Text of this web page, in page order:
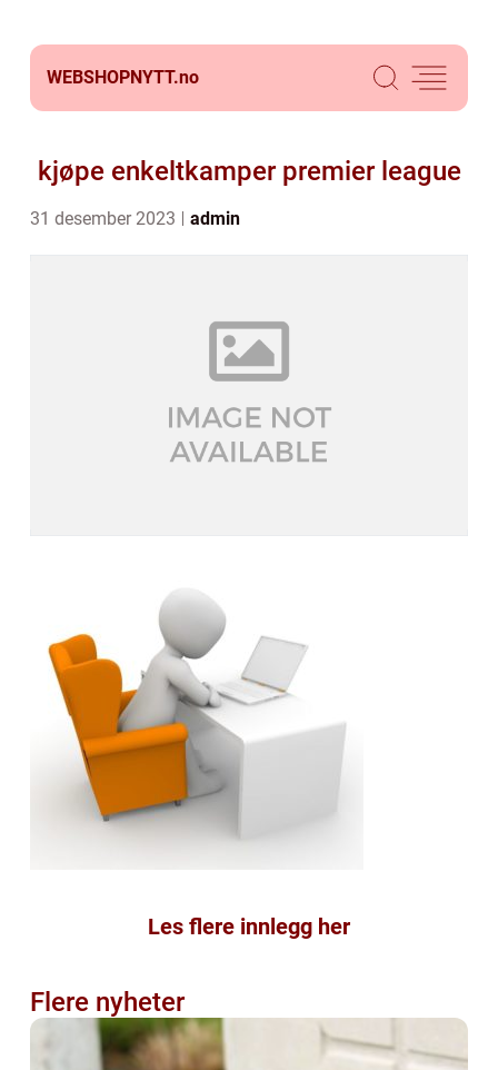
WEBSHOPNYTT.no
kjøpe enkeltkamper premier league
31 desember 2023 admin
Les flere innlegg her
Flere nyheter